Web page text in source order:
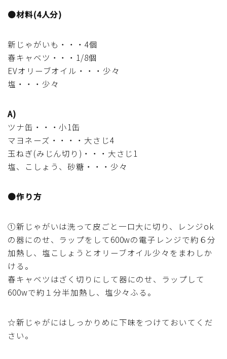
行事食(おせち・ハロウィン・クリスマス・雛祭り・子
供の日・七夕等)
お弁当
漬物・ピクルス・保存食・発酵食品
ドリンク・シロップ・ジャム類
その他食材
住・インテリア・小物・植物
●材料(4人分)
新じゃがいも・・・4個
春キャベツ・・・1/8個
EVオリーブオイル・・・少々
塩・・・少々
A)
ツナ缶・・・小1缶
マヨネーズ・・・・大さじ4
玉ねぎ(みじん切り)・・・大さじ1
塩、こしょう、砂糖・・・少々
●作り方
①新じゃがいは洗って皮ごと一口大に切り、レンジok
の器にのせ、ラップをして600wの電子レンジで約６分
加熱し、塩こしょうとオリーブオイル少々をまわしか
ける。
春キャベツはざく切りにして器にのせ、ラップして
600wで約１分半加熱し、塩少々ふる。
☆新じゃがにはしっかりめに下味をつけておいてくだ
さい。